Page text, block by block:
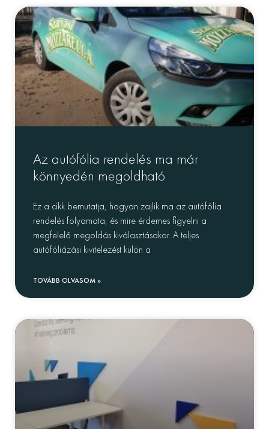
Az autófólia rendelés ma már
könnyedén megoldható
Ez a cikk bemutatja, hogyan zajlik ma az autófólia
rendelés folyamata, és mire érdemes figyelni a
megfelelő megoldás kiválasztásakor. A teljes
autófóliázási kivitelezést külön a
TOVÁBB OLVASOM »